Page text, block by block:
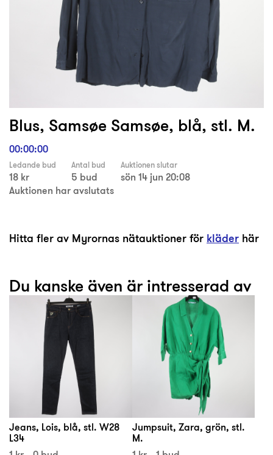
Blus, Samsøe Samsøe, blå, stl. M.
00:00:00
Ledande bud
18 kr
Antal bud
5 bud
Auktionen slutar
sön 14 jun 20:08
Auktionen har avslutats
Hitta fler av Myrornas nätauktioner för kläder här
Du kanske även är intresserad av
Jeans, Lois, blå, stl. W28
L34
Jumpsuit, Zara, grön, stl.
M.